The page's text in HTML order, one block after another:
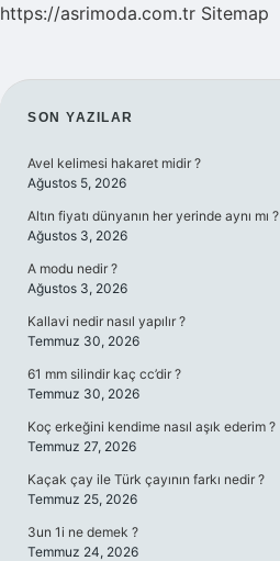
https://asrimoda.com.tr Sitemap
SIDEBAR
SON YAZILAR
Avel kelimesi hakaret midir ?
Ağustos 5, 2026
Altın fiyatı dünyanın her yerinde aynı mı ?
Ağustos 3, 2026
A modu nedir ?
Ağustos 3, 2026
Kallavi nedir nasıl yapılır ?
Temmuz 30, 2026
61 mm silindir kaç cc’dir ?
Temmuz 30, 2026
Koç erkeğini kendime nasıl aşık ederim ?
Temmuz 27, 2026
Kaçak çay ile Türk çayının farkı nedir ?
Temmuz 25, 2026
3un 1i ne demek ?
Temmuz 24, 2026